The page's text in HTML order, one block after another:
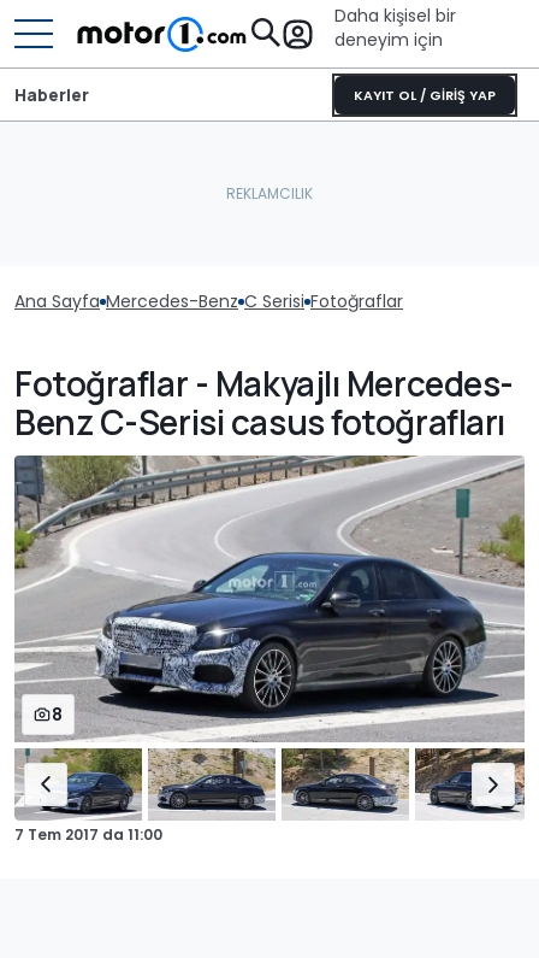
Daha kişisel bir
deneyim için
KAYIT OL / GİRİŞ YAP
Haberler
Ana Sayfa Mercedes-Benz C Serisi Fotoğraflar
Fotoğraflar - Makyajlı Mercedes-
Benz C-Serisi casus fotoğrafları
8
7 Tem 2017 da 11:00